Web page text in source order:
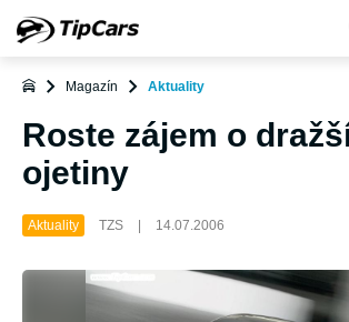
Magazín Aktuality
Roste zájem o
ojetiny
Aktuality TZS 14.07.2006